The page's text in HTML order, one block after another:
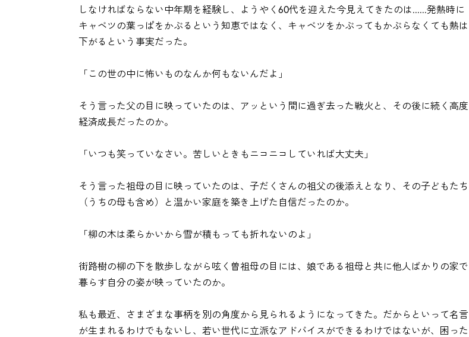
しなければならない中年期を経験し、ようやく60代を迎えた今見えてきたのは......発熱時に
キャベツの葉っぱをかぶるという知恵ではなく、キャベツをかぶってもかぶらなくても熱は
下がるという事実だった。
「この世の中に怖いものなんか何もないんだよ」
そう言った父の目に映っていたのは、アッという間に過ぎ去った戦火と、その後に続く高度
経済成長だったのか。
「いつも笑っていなさい。苦しいときもニコニコしていれば大丈夫」
そう言った祖母の目に映っていたのは、子だくさんの祖父の後添えとなり、その子どもたち
（うちの母も含め）と温かい家庭を築き上げた自信だったのか。
「柳の木は柔らかいから雪が積もっても折れないのよ」
街路樹の柳の下を散歩しながら呟く曽祖母の目には、娘である祖母と共に他人ばかりの家で
暮らす自分の姿が映っていたのか。
私も最近、さまざまな事柄を別の角度から見られるようになってきた。だからといって名言
が生まれるわけでもないし、若い世代に立派なアドバイスができるわけではないが、困った